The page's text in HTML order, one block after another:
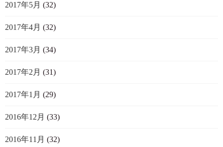
2017年5月 (32)
2017年4月 (32)
2017年3月 (34)
2017年2月 (31)
2017年1月 (29)
2016年12月 (33)
2016年11月 (32)